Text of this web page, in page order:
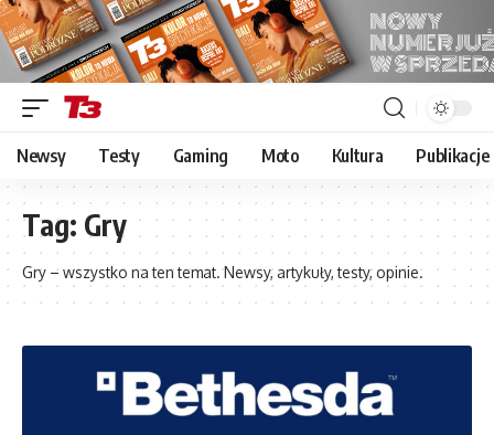
Newsy Testy Gaming Moto Kultura Publikacje
Tag: Gry
Gry – wszystko na ten temat. Newsy, artykuły, testy, opinie.